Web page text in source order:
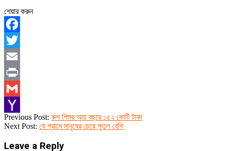
শেয়ার করুন
Facebook
Twitter
Email
Print
Gmail
Yahoo
2019-
12-
Previous Post:রুশ শিশুর আয় বছরে ১৫২ কোটি টাকা
Next Post: যে গ্রামে মানুষের চেয়ে পুতুল বেশি
Leave a Reply